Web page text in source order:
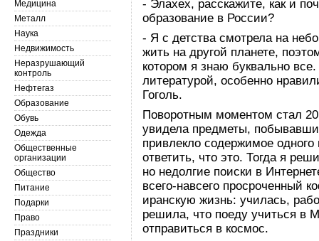
- Элахех, расскажите, как и
образование в России?
- Я с детства смотрела на
жить на другой планете,
котором я знаю буквально
литературой, особенно
Гоголь.
Поворотным моментом стал
увидела предметы,
привлекло содержимое одного
ответить, что это. Тогда я
но недолгие поиски в
всего-навсего просроченный
иранскую жизнь: училась,
решила, что поеду учиться в
отправиться в космос.
Медицина
Металл
Наука
Недвижимость
Неразрушающий
контроль
Нефтегаз
Образование
Обувь
Одежда
Общественные
организации
Общество
Питание
Подарки
Право
Праздники